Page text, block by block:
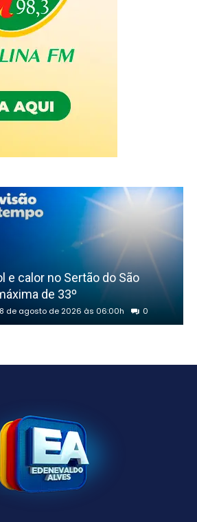
e calor no Sertão do São
de 33º
8 de agosto de 2026 às 06:00h 0